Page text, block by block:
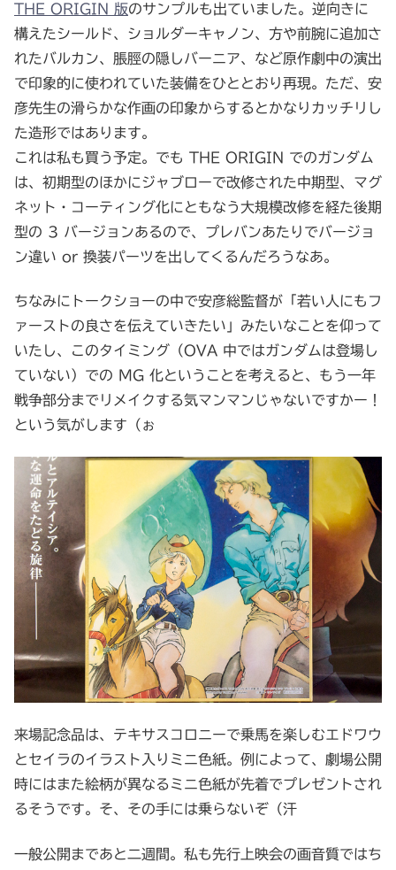
THE ORIGIN 版のサンプルも出ていました。逆向きに
構えたシールド、ショルダーキャノン、方や前腕に追加さ
れたバルカン、脹脛の隠しバーニア、など原作劇中の演出
で印象的に使われていた装備をひととおり再現。ただ、安
彦先生の滑らかな作画の印象からするとかなりカッチリし
た造形ではあります。
これは私も買う予定。でも THE ORIGIN でのガンダム
は、初期型のほかにジャブローで改修された中期型、マグ
ネット・コーティング化にともなう大規模改修を経た後期
型の 3 バージョンあるので、プレバンあたりでバージョ
ン違い or 換装パーツを出してくるんだろうなあ。
ちなみにトークショーの中で安彦総監督が「若い人にもフ
ァーストの良さを伝えていきたい」みたいなことを仰って
いたし、このタイミング（OVA 中ではガンダムは登場し
ていない）での MG 化ということを考えると、もう一年
戦争部分までリメイクする気マンマンじゃないですかー！
という気がします（ぉ
来場記念品は、テキサスコロニーで乗馬を楽しむエドワウ
とセイラのイラスト入りミニ色紙。例によって、劇場公開
時にはまた絵柄が異なるミニ色紙が先着でプレゼントされ
るそうです。そ、その手には乗らないぞ（汗
一般公開まであと二週間。私も先行上映会の画音質ではち